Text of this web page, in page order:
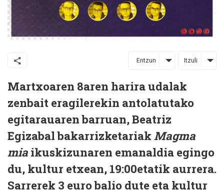
Entzun Itzuli
Martxoaren 8aren harira udalak
zenbait eragilerekin antolatutako
egitarauaren barruan, Beatriz
Egizabal bakarrizketariak Magma
mia ikuskizunaren emanaldia egingo
du, kultur etxean, 19:00etatik aurrera.
Sarrerek 3 euro balio dute eta kultur